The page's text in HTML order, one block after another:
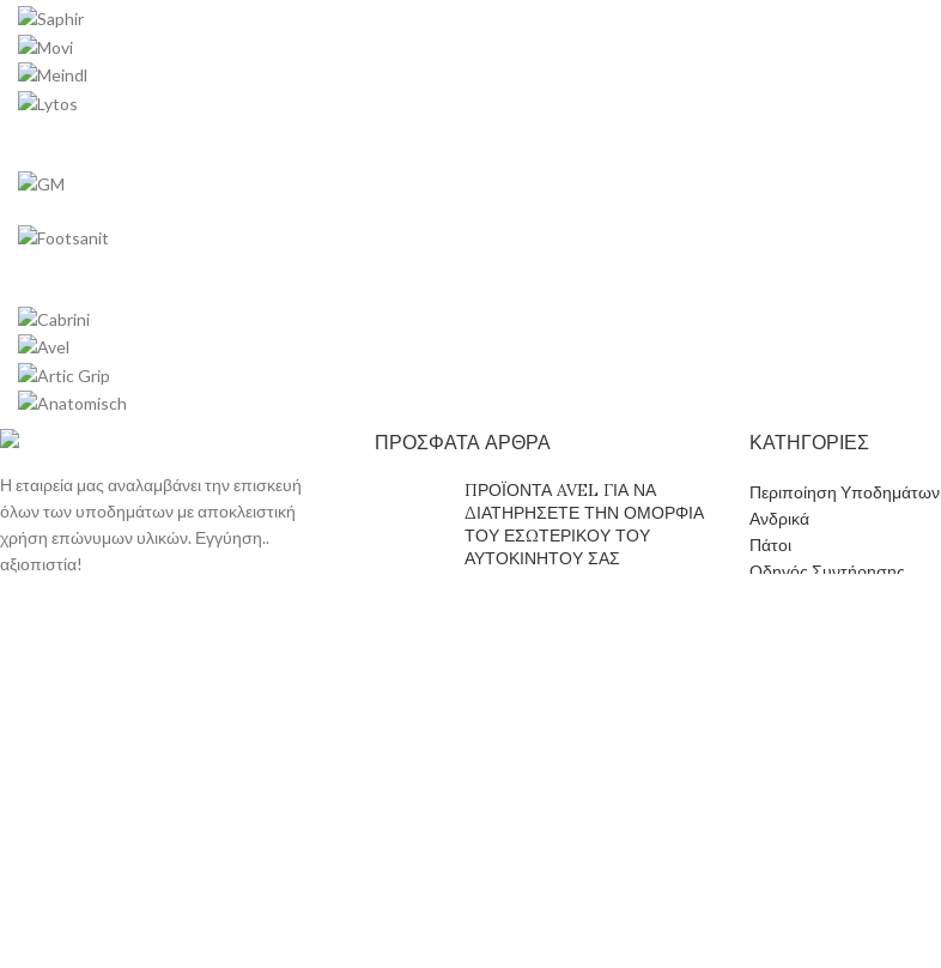
Η εταιρεία μας αναλαμβάνει την επισκευή
όλων των υποδημάτων με αποκλειστική
χρήση επώνυμων υλικών. Εγγύηση..
αξιοπιστία!
ΠΡΟΣΦΑΤΑ ΑΡΘΡΑ
ΠΡΟΪΟΝΤΑ AVEL ΓΙΑ ΝΑ
ΔΙΑΤΗΡΗΣΕΤΕ ΤΗΝ ΟΜΟΡΦΙΑ
ΤΟΥ ΕΣΩΤΕΡΙΚΟΥ ΤΟΥ
ΑΥΤΟΚΙΝΗΤΟΥ ΣΑΣ
ΚΑΤΗΓΟΡΙΕΣ
Περιποίηση Υποδημάτων
Ανδρικά
Πάτοι
Οδηγός Συντήρησης